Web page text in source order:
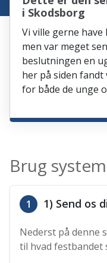
i Skodsborg
Vi ville gerne
men var meget
beslutningen en
her på siden fandt
for både de unge
Brug
1 1) Send os
Nederst på denne
til hvad festbandet